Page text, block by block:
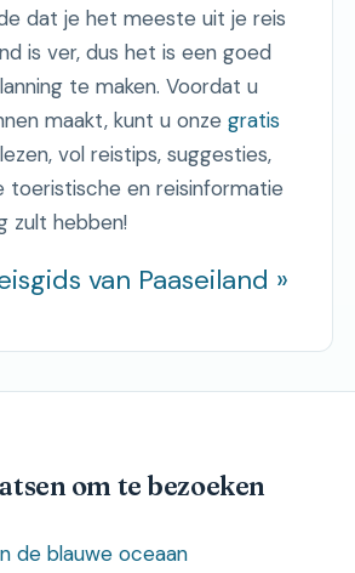
dat je het meeste uit je reis
is ver, dus het is een goed
te maken. Voordat u
maakt, kunt u onze gratis
vol reistips, suggesties,
toeristische en reisinformatie
zult hebben!
van Paaseiland »
om te bezoeken